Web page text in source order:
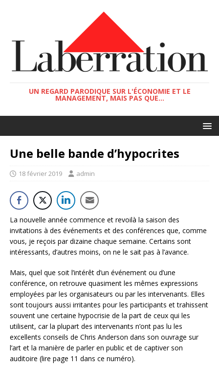
UN REGARD PARODIQUE SUR L'ÉCONOMIE ET LE
MANAGEMENT, MAIS PAS QUE...
Une belle bande d’hypocrites
18 février 2019 admin
La nouvelle année commence et revoilà la saison des
invitations à des événements et des conférences que, comme
vous, je reçois par dizaine chaque semaine. Certains sont
intéressants, d’autres moins, on ne le sait pas à l’avance.
Mais, quel que soit l’intérêt d’un événement ou d’une
conférence, on retrouve quasiment les mêmes expressions
employées par les organisateurs ou par les intervenants. Elles
sont toujours aussi irritantes pour les participants et trahissent
souvent une certaine hypocrisie de la part de ceux qui les
utilisent, car la plupart des intervenants n’ont pas lu les
excellents conseils de Chris Anderson dans son ouvrage sur
l’art et la manière de parler en public et de captiver son
auditoire (lire page 11 dans ce numéro).